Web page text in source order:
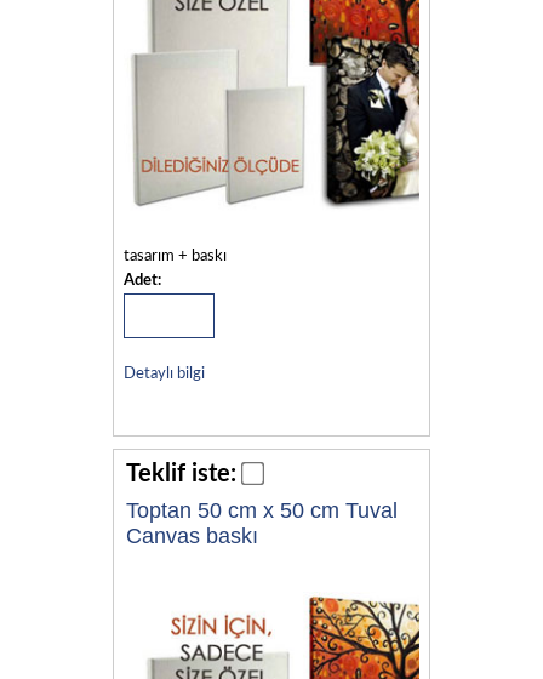
tasarım + baskı
Adet:
Detaylı bilgi
Teklif iste:
Toptan 50 cm x 50 cm Tuval
Canvas baskı